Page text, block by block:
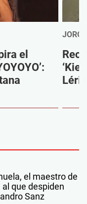
el
el maestro de
que despiden
Sanz